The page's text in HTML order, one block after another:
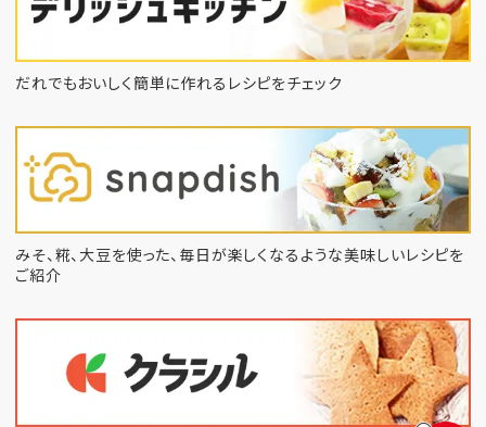
だれでもおいしく簡単に作れるレシピをチェック
みそ、糀、大豆を使った、毎日が楽しくなるような美味しいレシピを
ご紹介